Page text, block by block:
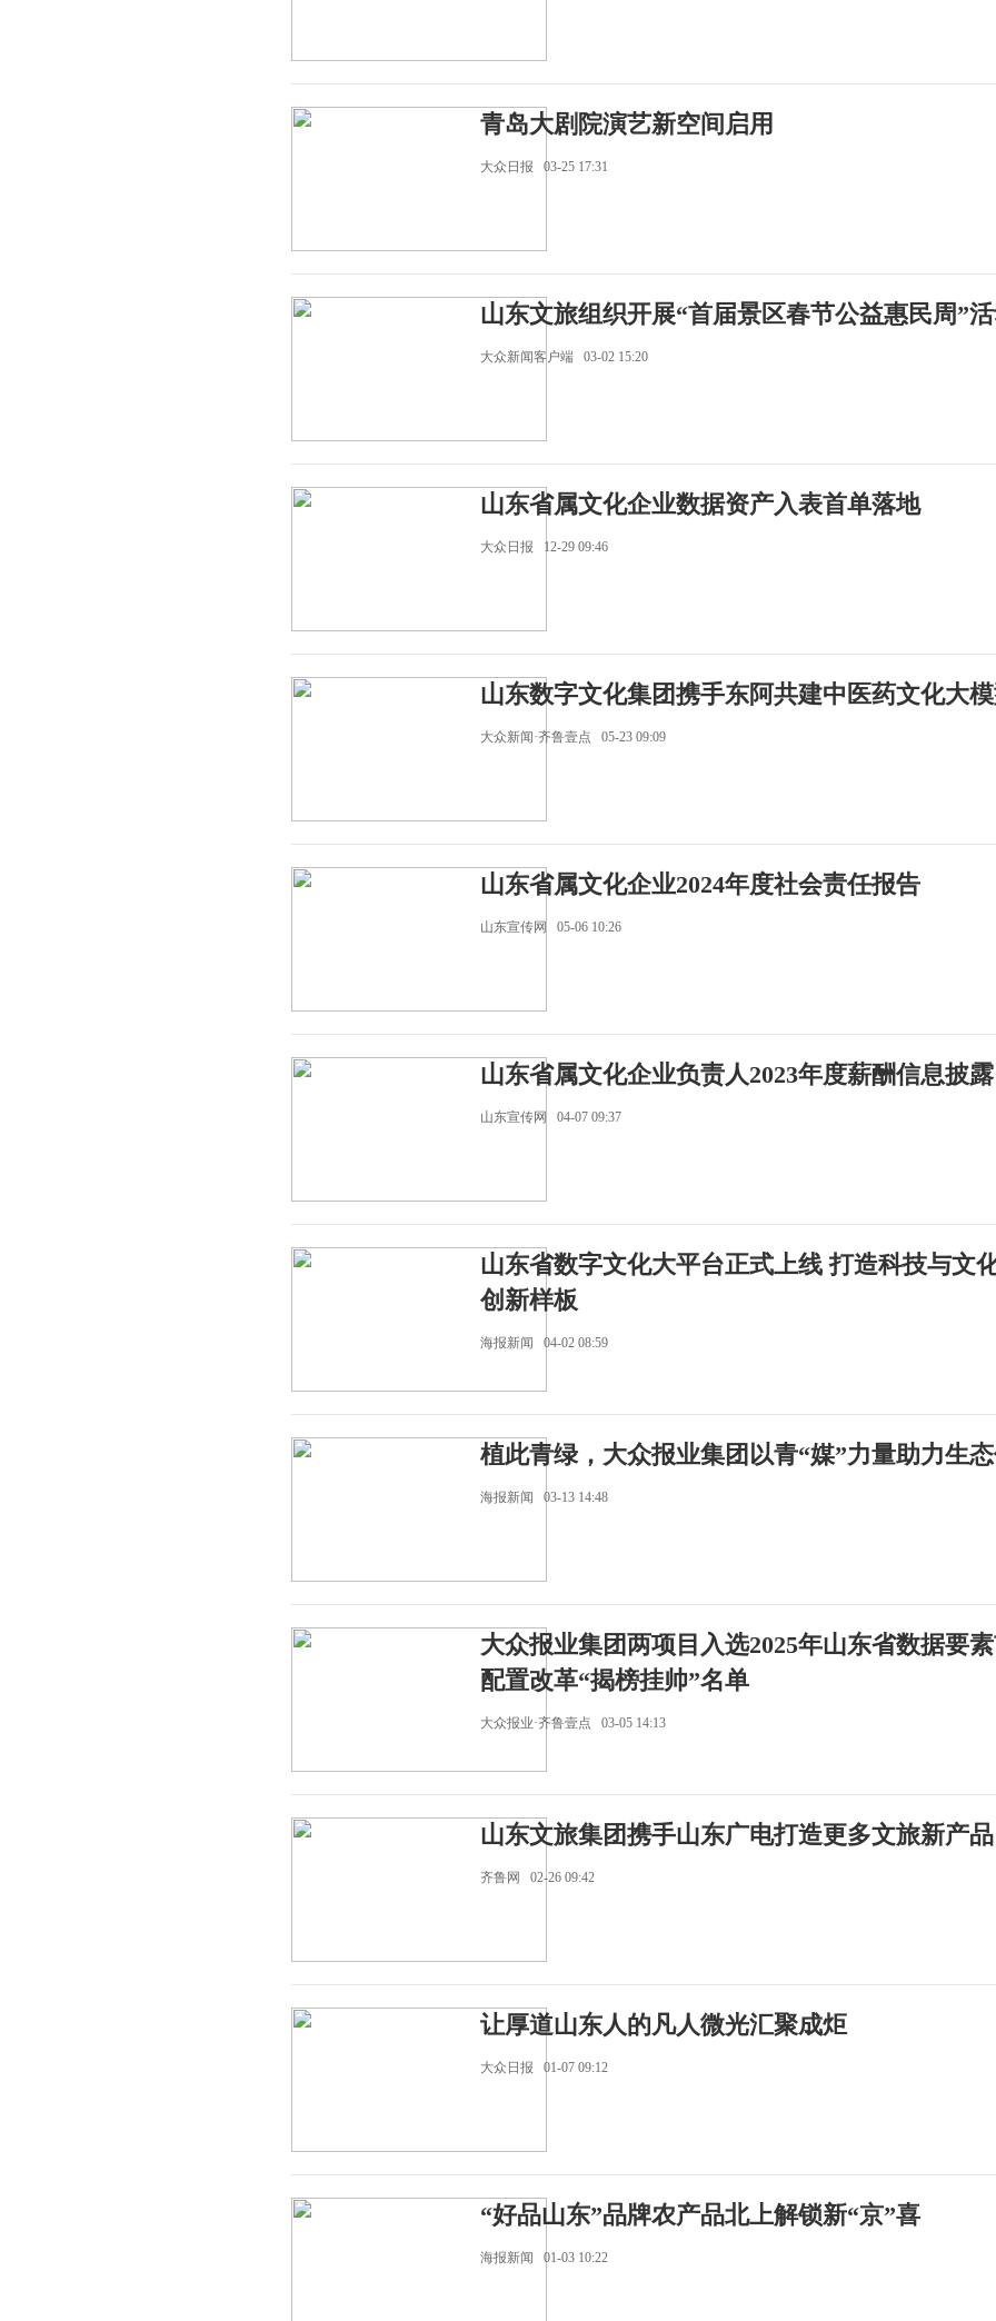
青岛大剧院演艺新空间启用
大众日报 03-25 17:31
山东文旅组织开展“首届景区春节公益惠民周”
大众新闻客户端 03-02 15:20
山东省属文化企业数据资产入表首单落地
大众日报 12-29 09:46
山东数字文化集团携手东阿共建中医药文化大
大众新闻·齐鲁壹点 05-23 09:09
山东省属文化企业2024年度社会责任报告
山东宣传网 05-06 10:26
山东省属文化企业负责人2023年度薪酬信息披露
山东宣传网 04-07 09:37
山东省数字文化大平台正式上线 打造科技与文
创新样板
海报新闻 04-02 08:59
植此青绿，大众报业集团以青“媒”力量助力生
海报新闻 03-13 14:48
大众报业集团两项目入选2025年山东省数据要
配置改革“揭榜挂帅”名单
大众报业·齐鲁壹点 03-05 14:13
山东文旅集团携手山东广电打造更多文旅新产品
齐鲁网 02-26 09:42
让厚道山东人的凡人微光汇聚成炬
大众日报 01-07 09:12
“好品山东”品牌农产品北上解锁新“京”喜
海报新闻 01-03 10:22